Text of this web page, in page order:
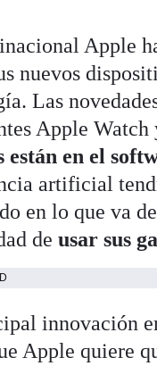
Apple
nuevos
Las
Apple Watch
están en el
artificial
en lo que va
deusar sus
innovación
Apple quiere